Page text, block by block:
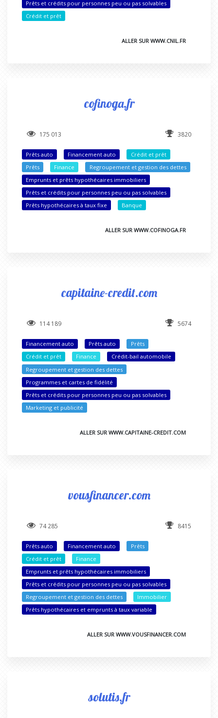
Prêts et crédits pour personnes peu ou pas solvables
Crédit et prêt
ALLER SUR WWW.CNIL.FR
cofinoga.fr
175 013 3820
Prêts auto Financement auto
Crédit et prêt
Prêts
Finance
Regroupement et gestion des dettes
Emprunts et prêts hypothécaires immobiliers
Prêts et crédits pour personnes peu ou pas solvables
Prêts hypothécaires à taux fixe
Banque
ALLER SUR WWW.COFINOGA.FR
capitaine-credit.com
114 189 5674
Financement auto Prêts auto
Prêts
Crédit et prêt
Finance
Crédit-bail automobile
Regroupement et gestion des dettes
Programmes et cartes de fidélité
Prêts et crédits pour personnes peu ou pas solvables
Marketing et publicité
ALLER SUR WWW.CAPITAINE-CREDIT.COM
vousfinancer.com
74 285 8415
Prêts auto Financement auto
Prêts
Crédit et prêt
Finance
Emprunts et prêts hypothécaires immobiliers
Prêts et crédits pour personnes peu ou pas solvables
Regroupement et gestion des dettes
Immobilier
Prêts hypothécaires et emprunts à taux variable
ALLER SUR WWW.VOUSFINANCER.COM
solutis.fr